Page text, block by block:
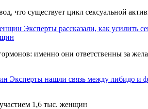
что существует цикл сексуальной
Эксперты рассказали, как усилить
именно они ответственны за
Эксперты нашли связь между либидо и
1,6 тыс. женщин